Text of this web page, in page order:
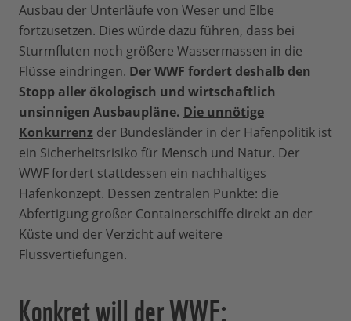
Ausbau der Unterläufe von Weser und Elbe
fortzusetzen. Dies würde dazu führen, dass bei
Sturmfluten noch größere Wassermassen in die
Flüsse eindringen. Der WWF fordert deshalb den
Stopp aller ökologisch und wirtschaftlich
unsinnigen Ausbaupläne. Die unnötige
Konkurrenz der Bundesländer in der Hafenpolitik ist
ein Sicherheitsrisiko für Mensch und Natur. Der
WWF fordert stattdessen ein nachhaltiges
Hafenkonzept. Dessen zentralen Punkte: die
Abfertigung großer Containerschiffe direkt an der
Küste und der Verzicht auf weitere
Flussvertiefungen.
Konkret will der WWF: